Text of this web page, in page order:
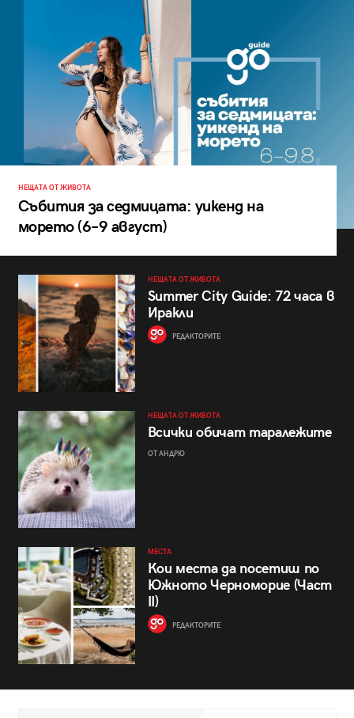
НЕЩАТА ОТ ЖИВОТА
Събития за седмицата: уикенд на
морето (6–9 август)
НЕЩАТА ОТ ЖИВОТА
Summer City Guide: 72 часа в
Иракли
РЕДАКТОРИТЕ
НЕЩАТА ОТ ЖИВОТА
Всички обичат таралежите
ОТ АНДРЮ
МЕСТА
Кои места да посетиш по
Южното Черноморие (Част
II)
РЕДАКТОРИТЕ